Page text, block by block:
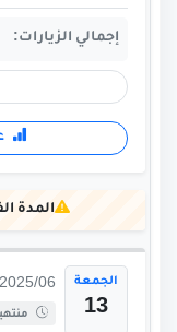
إجمالي الزيارات:
المدة
الجمعة
13
2025/06